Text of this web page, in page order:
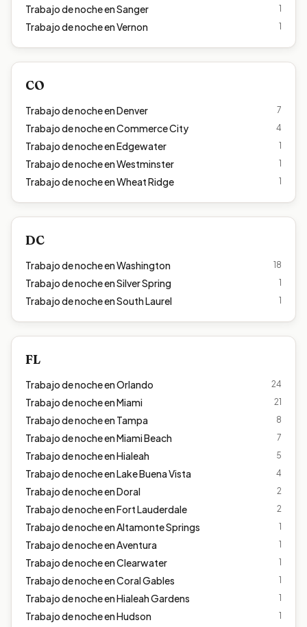
Trabajo de noche enSanger 1
Trabajo de noche enVernon 1
CO
Trabajo de noche enDenver 7
Trabajo de noche enCommerce City 4
Trabajo de noche enEdgewater 1
Trabajo de noche enWestminster 1
Trabajo de noche enWheat Ridge 1
DC
Trabajo de noche enWashington 18
Trabajo de noche enSilver Spring 1
Trabajo de noche enSouth Laurel 1
FL
Trabajo de noche enOrlando 24
Trabajo de noche enMiami 21
Trabajo de noche en Tampa 8
Trabajo de noche enMiami Beach 7
Trabajo de noche enHialeah 5
Trabajo de noche enLake Buena Vista 4
Trabajo de noche enDoral 2
Trabajo de noche enFort Lauderdale 2
Trabajo de noche enAltamonte Springs 1
Trabajo de noche enAventura 1
Trabajo de noche enClearwater 1
Trabajo de noche enCoral Gables 1
Trabajo de noche enHialeah Gardens 1
Trabajo de noche enHudson 1